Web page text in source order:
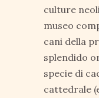
culture
museo
cani della
splendido
specie di
cattedrale